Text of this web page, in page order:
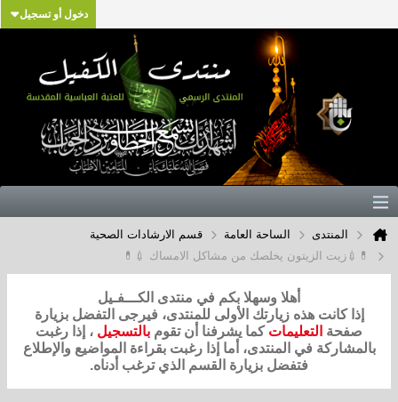
دخول أو تسجيل
المنتدى الساحة العامة
قسم الارشادات الصحية
💊💉زيت الزيتون يخلصك من مشاكل الامساك 💉💊
أهلا وسهلا بكم في منتدى الكـــفـيل
إذا كانت هذه زيارتك الأولى للمنتدى، فيرجى التفضل بزيارة
صفحة التعليمات كما يشرفنا أن تقوم بالتسجيل ، إذا رغبت
بالمشاركة في المنتدى، أما إذا رغبت بقراءة المواضيع والإطلاع
فتفضل بزيارة القسم الذي ترغب أدناه.